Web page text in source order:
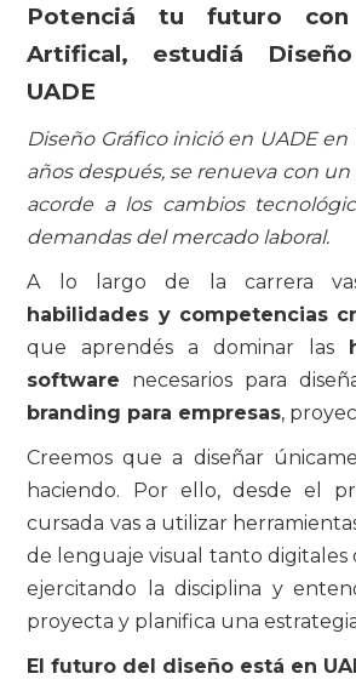
Potenciá tu futuro con
Artifical, estudiá
UADE
Diseño Gráfico inició en UADE en
años después, se renueva con
acorde a los cambios
demandas del mercado laboral.
A lo largo de la carrera
habilidades y competencias
que aprendés a dominar las
software necesarios para
branding para empresas,
Creemos que a diseñar
haciendo. Por ello, desde el
cursada vas a utilizar
de lenguaje visual tanto digitales
ejercitando la disciplina y
proyecta y planifica una
El futuro del diseño está en